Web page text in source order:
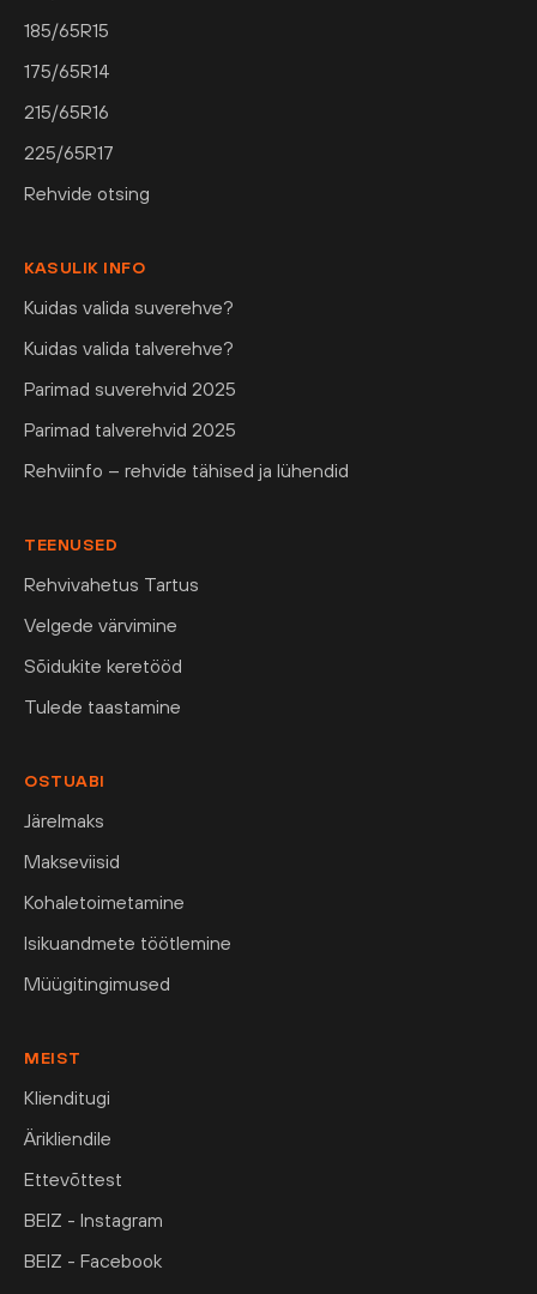
185/65R15
175/65R14
215/65R16
225/65R17
Rehvide otsing
KASULIK INFO
Kuidas valida suverehve?
Kuidas valida talverehve?
Parimad suverehvid 2025
Parimad talverehvid 2025
Rehviinfo – rehvide tähised ja lühendid
TEENUSED
Rehvivahetus Tartus
Velgede värvimine
Sõidukite keretööd
Tulede taastamine
OSTUABI
Järelmaks
Makseviisid
Kohaletoimetamine
Isikuandmete töötlemine
Müügitingimused
MEIST
Klienditugi
Ärikliendile
Ettevõttest
BEIZ - Instagram
BEIZ - Facebook